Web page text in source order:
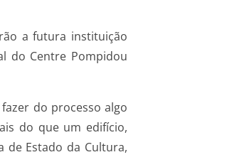
a futura instituição
do Centre Pompidou
do processo algo
do que um edifício,
de Estado da Cultura,